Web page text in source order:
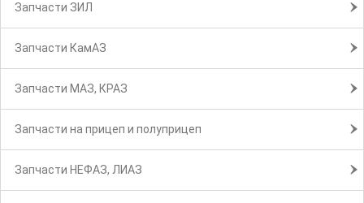
Запчасти ЗИЛ
Запчасти КамАЗ
Запчасти МАЗ, КРАЗ
Запчасти на прицеп и полуприцеп
Запчасти НЕФАЗ, ЛИАЗ